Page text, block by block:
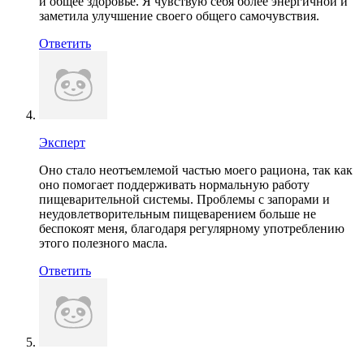
заметила улучшение своего общего самочувствия.
Ответить
Эксперт
Оно стало неотъемлемой частью моего рациона, так как
оно помогает поддерживать нормальную работу
пищеварительной системы. Проблемы с запорами и
неудовлетворительным пищеварением больше не
беспокоят меня, благодаря регулярному употреблению
этого полезного масла.
Ответить